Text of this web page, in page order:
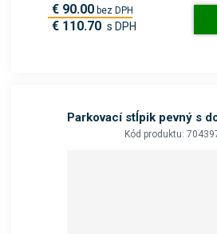
€ 90.00 bez DPH
€ 110.70 s DPH
Parkovací stĺpik pevný s
Kód produktu: